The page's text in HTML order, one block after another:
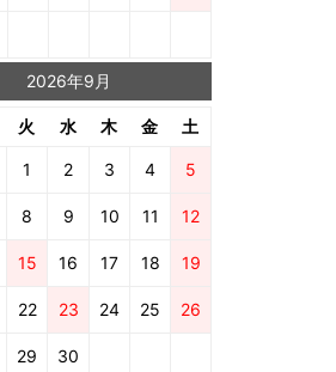
2026年9月
火 水 木 金 土
1 2 3 4 5
8 9 10 11 12
15 16 17 18 19
22 23 24 25 26
29 30